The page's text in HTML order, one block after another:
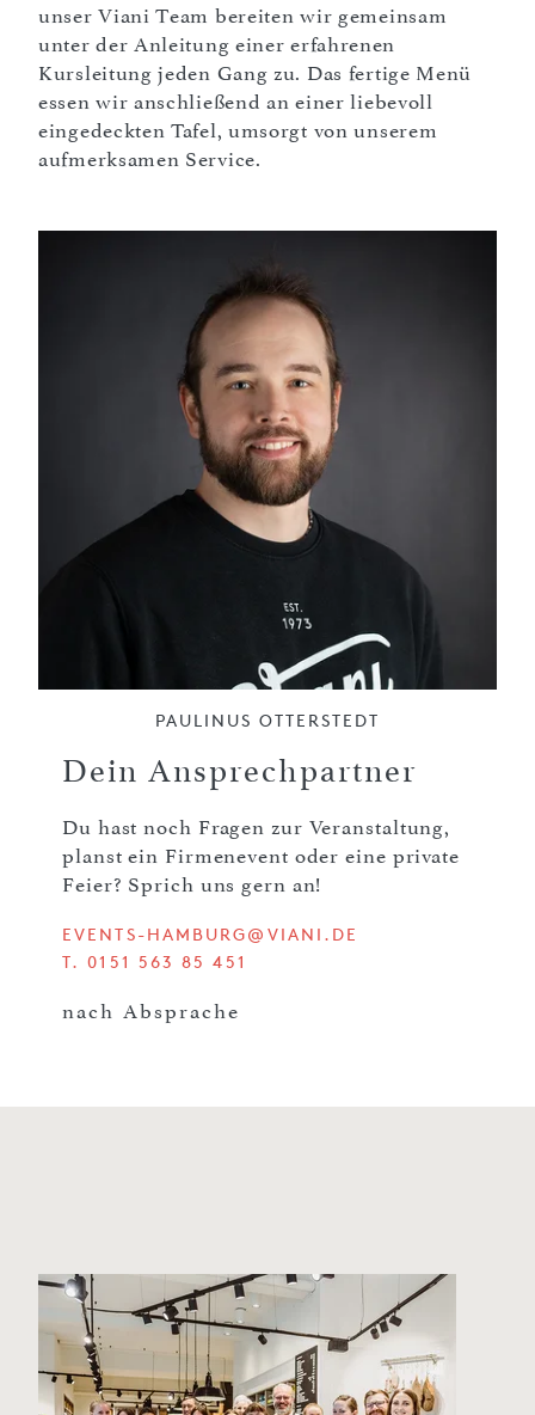
unser Viani Team bereiten wir gemeinsam
unter der Anleitung einer erfahrenen
Kursleitung jeden Gang zu. Das fertige Menü
essen wir anschließend an einer liebevoll
eingedeckten Tafel, umsorgt von unserem
aufmerksamen Service.
PAULINUS OTTERSTEDT
Dein Ansprechpartner
Du hast noch Fragen zur Veranstaltung,
planst ein Firmenevent oder eine private
Feier? Sprich uns gern an!
EVENTS-HAMBURG@VIANI.DE
T. 0151 563 85 451
nach Absprache